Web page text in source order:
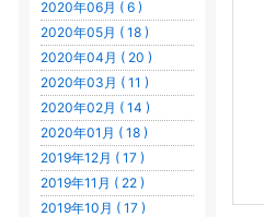
2020年06月 ( 6 )
2020年05月 ( 18 )
2020年04月 ( 20 )
2020年03月 ( 11 )
2020年02月 ( 14 )
2020年01月 ( 18 )
2019年12月 ( 17 )
2019年11月 ( 22 )
2019年10月 ( 17 )